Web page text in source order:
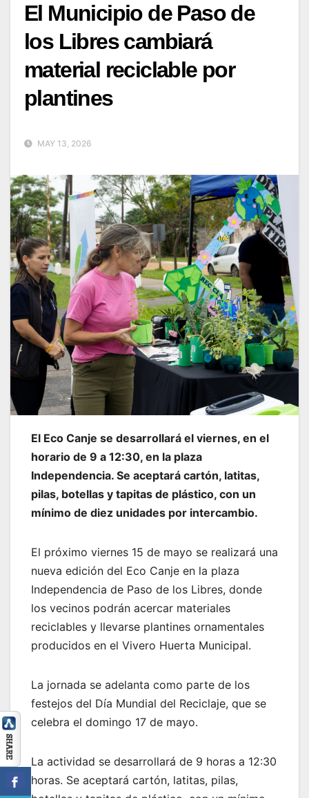
El Municipio de Paso de
los Libres cambiará
material reciclable por
plantines
MAY 13, 2026
El Eco Canje se desarrollará el viernes, en el
horario de 9 a 12:30, en la plaza
Independencia. Se aceptará cartón, latitas,
pilas, botellas y tapitas de plástico, con un
mínimo de diez unidades por intercambio.
El próximo viernes 15 de mayo se realizará una
nueva edición del Eco Canje en la plaza
Independencia de Paso de los Libres, donde
los vecinos podrán acercar materiales
reciclables y llevarse plantines ornamentales
producidos en el Vivero Huerta Municipal.
La jornada se adelanta como parte de los
festejos del Día Mundial del Reciclaje, que se
celebra el domingo 17 de mayo.
La actividad se desarrollará de 9 horas a 12:30
horas. Se aceptará cartón, latitas, pilas,